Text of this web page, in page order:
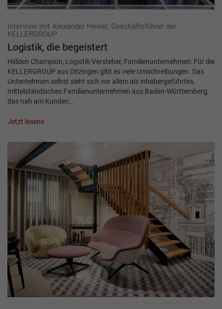
Interview mit Alexander Hewel, Geschäftsführer der
KELLERGROUP
Logistik, die begeistert
Hidden Champion, Logistik-Versteher, Familienunternehmen: Für die
­KELLERGROUP aus Ditzingen gibt es viele Umschreibungen. Das
Unternehmen selbst sieht sich vor allem als inhabergeführtes,
mittelständisches Familienunternehmen aus Baden-Württemberg,
das nah am Kunden…
Jetzt lesen